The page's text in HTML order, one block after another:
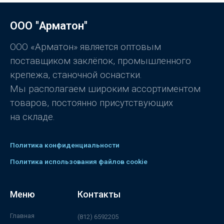
и
з
ООО "Арматон"
ООО «Арматон» является оптовым
поставщиком заклёпок, промышленного
крепежа, станочной оснастки.
Мы располагаем широким ассортиментом
товаров, постоянно присутствующих
на складе.
Политика конфиденциальности
Политика использования файлов cookie
Меню
Главная
Контакты
(812) 6592205